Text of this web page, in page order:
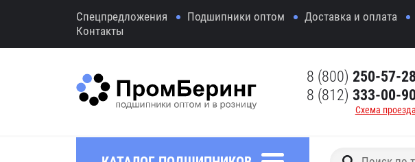
Спецпредложения Подшипники оптом Доставка и оплата
Контакты
8 (800) 250-57-28
8 (812) 333-00-
Схема проезда